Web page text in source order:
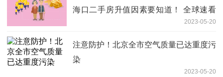
海口二手房升值因素要知道！ 全球速看
2023-05-20
注意防护！北京全市空气质量已达重度污
染
2023-05-20